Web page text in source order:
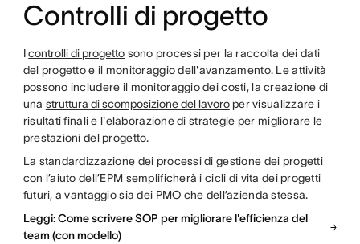
Controlli di progetto
Icontrolli di progetto sono processi per la raccolta dei dati
del progetto e il monitoraggio dell'avanzamento. Le attività
possono includere il monitoraggio dei costi, la creazione di
una struttura di scomposizione del lavoroper visualizzare i
risultati finali e l'elaborazione di strategie per migliorare le
prestazioni del progetto.
La standardizzazione dei processi di gestione dei progetti
con l’aiuto dell’EPM semplificherà i cicli di vita dei progetti
futuri, a vantaggio sia dei PMO che dell’azienda stessa.
Leggi: Come scrivere SOP per migliorare l'efficienza del
team (con modello)